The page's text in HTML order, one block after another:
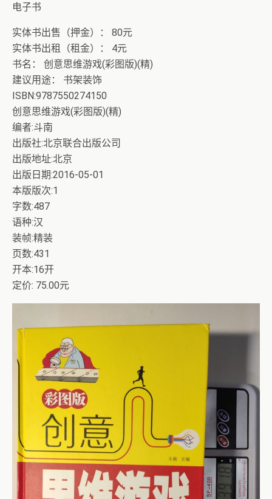
电子书
实体书出售（押金）： 80元
实体书出租（租金）： 4元
书名： 创意思维游戏(彩图版)(精)
建议用途： 书架装饰
ISBN:9787550274150
创意思维游戏(彩图版)(精)
编者:斗南
出版社:北京联合出版公司
出版地址:北京
出版日期:2016-05-01
本版版次:1
字数:487
语种:汉
装帧:精装
页数:431
开本:16开
定价: 75.00元